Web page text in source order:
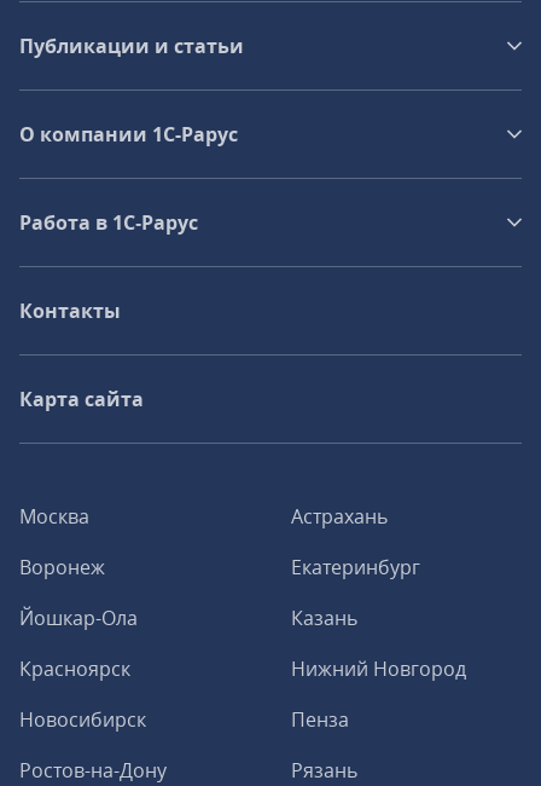
Москва
Астрахань
Воронеж
Екатеринбург
Йошкар-Ола
Казань
Красноярск
Нижний Новгород
Новосибирск
Пенза
Ростов-на-Дону
Рязань
Публикации и статьи
О компании 1C-Рарус
Работа в 1С‑Рарус
Контакты
Карта сайта